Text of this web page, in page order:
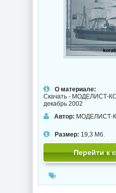
О материале:
Скачать - МОДЕЛИСТ-
декабрь 2002
Автор: МОДЕЛИСТ-
Размер: 19,3 Мб.
Перейти к